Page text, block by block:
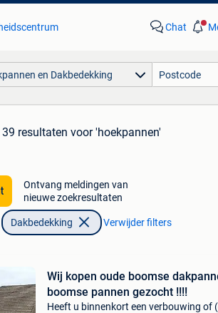
Chat
en Dakbedekking
39 resultaten voor 'hoekpannen'
Ontvang meldingen van
nieuwe zoekresultaten
Dakbedekking Verwijder filters
Wij kopen oude boomse
boomse pannen gezocht !!!!
Heeft u binnenkort een verbouwing of